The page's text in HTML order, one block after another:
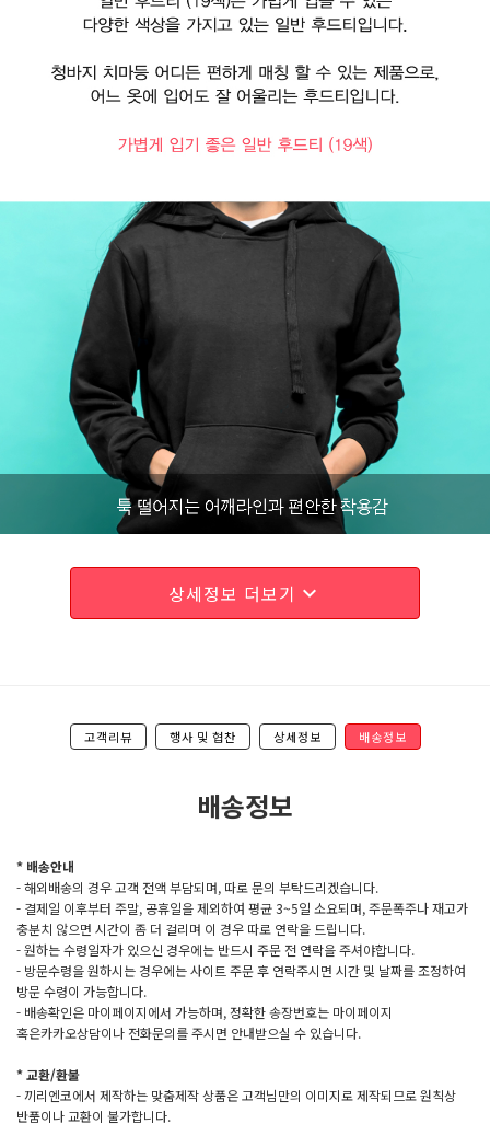
상세정보 더보기 expand_more
고객리뷰 행사 및 협찬 상세정보 배송정보
배송정보
* 배송안내
- 해외배송의 경우 고객 전액 부담되며, 따로 문의 부탁드리겠습니다.
- 결제일 이후부터 주말, 공휴일을 제외하여 평균 3~5일 소요되며, 주문폭주나 재고가
충분치 않으면 시간이 좀 더 걸리며 이 경우 따로 연락을 드립니다.
- 원하는 수령일자가 있으신 경우에는 반드시 주문 전 연락을 주셔야합니다.
- 방문수령을 원하시는 경우에는 사이트 주문 후 연락주시면 시간 및 날짜를 조정하여
방문 수령이 가능합니다.
- 배송확인은 마이페이지에서 가능하며, 정확한 송장번호는 마이페이지
혹은카카오상담이나 전화문의를 주시면 안내받으실 수 있습니다.
* 교환/환불
- 끼리엔코에서 제작하는 맞춤제작 상품은 고객님만의 이미지로 제작되므로 원칙상
반품이나 교환이 불가합니다.